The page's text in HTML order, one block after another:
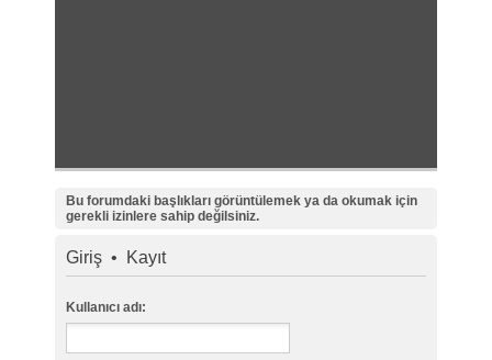
Bu forumdaki başlıkları görüntülemek ya da okumak için
gerekli izinlere sahip değilsiniz.
Giriş• Kayıt
Kullanıcı adı: